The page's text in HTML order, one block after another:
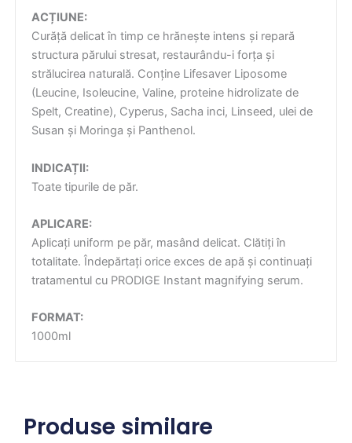
ACȚIUNE:
Curăță delicat în timp ce hrănește intens și repară
structura părului stresat, restaurându-i forța și
strălucirea naturală. Conține Lifesaver Liposome
(Leucine, Isoleucine, Valine, proteine hidrolizate de
Spelt, Creatine), Cyperus, Sacha inci, Linseed, ulei de
Susan și Moringa și Panthenol.
INDICAȚII:
Toate tipurile de păr.
APLICARE:
Aplicați uniform pe păr, masând delicat. Clătiți în
totalitate. Îndepărtați orice exces de apă și continuați
tratamentul cu PRODIGE Instant magnifying serum.
FORMAT:
1000ml
Produse similare